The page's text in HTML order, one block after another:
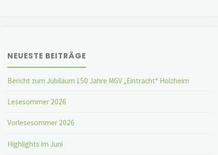
NEUESTE BEITRÄGE
Bericht zum Jubiläum 150 Jahre MGV „Eintracht“ Holzheim
Lesesommer 2026
Vorlesesommer 2026
Highlights im Juni